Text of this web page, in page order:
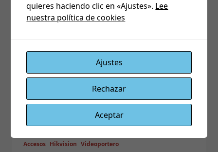
Accesos
Hikvision – Configuración basica
Videoportero DS-KD8003-IME1
Configuración Básica de Videoportero DS-
Admin Nov 8, 2023
Accesos Hikvision Videoportero
quieres haciendo clic en «Ajustes». Lee
nuestra política de cookies
Ajustes
Rechazar
Aceptar